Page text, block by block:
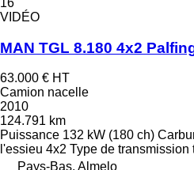
VIDÉO
MAN TGL 8.180 4x2
63.000 € HT
Camion nacelle
2010
124.791 km
Puissance 132 kW (180 ch)
l'essieu 4x2 Type de transmission
Pays-Bas, Almelo